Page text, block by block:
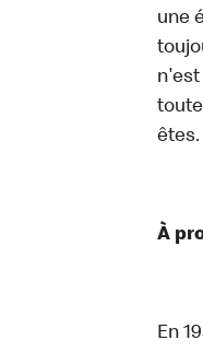
une
n'est
êtes.
À
En